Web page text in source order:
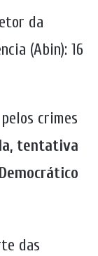
da
(Abin): 16
crimes
tentativa
das